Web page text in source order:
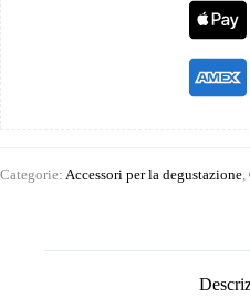
Categorie: Accessori per la degustazione